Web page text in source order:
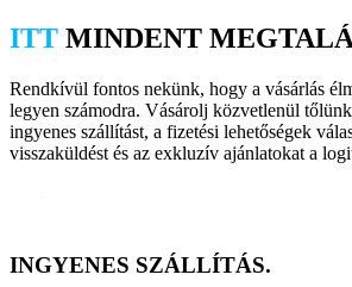
ITT MINDENT
Rendkívül fontos nekünk, hogy a vásárlás
legyen számodra. Vásárolj közvetlenül
ingyenes szállítást, a fizetési lehetőségek
visszaküldést és az exkluzív ajánlatokat a
INGYENES SZÁLLÍTÁS.